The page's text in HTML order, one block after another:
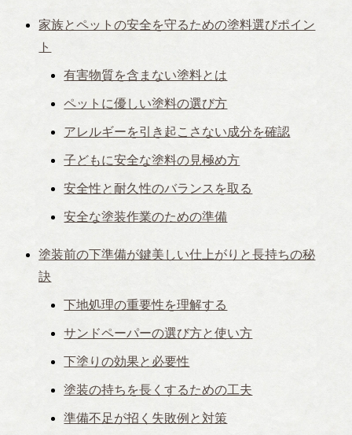
家族とペットの安全を守るための塗料選びポイン
ト
有害物質を含まない塗料とは
ペットに優しい塗料の選び方
アレルギーを引き起こさない成分を確認
子どもに安全な塗料の見極め方
安全性と耐久性のバランスを取る
安全な塗装作業のための準備
塗装前の下準備が鍵美しい仕上がりと長持ちの秘
訣
下地処理の重要性を理解する
サンドペーパーの選び方と使い方
下塗りの効果と必要性
塗装の持ちを長くするための工夫
準備不足が招く失敗例と対策